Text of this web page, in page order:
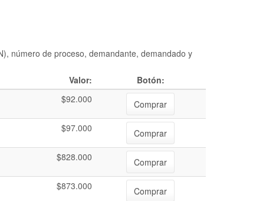
número de proceso, demandante, demandado y
Valor:
Botón:
$92.000
Comprar
$97.000
Comprar
$828.000
Comprar
$873.000 Comprar